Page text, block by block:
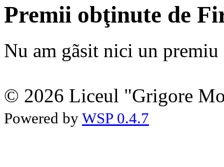
Premii obţinute de
Nu am gãsit nici un premiu
© 2026 Liceul "Grigore
Powered by WSP 0.4.7